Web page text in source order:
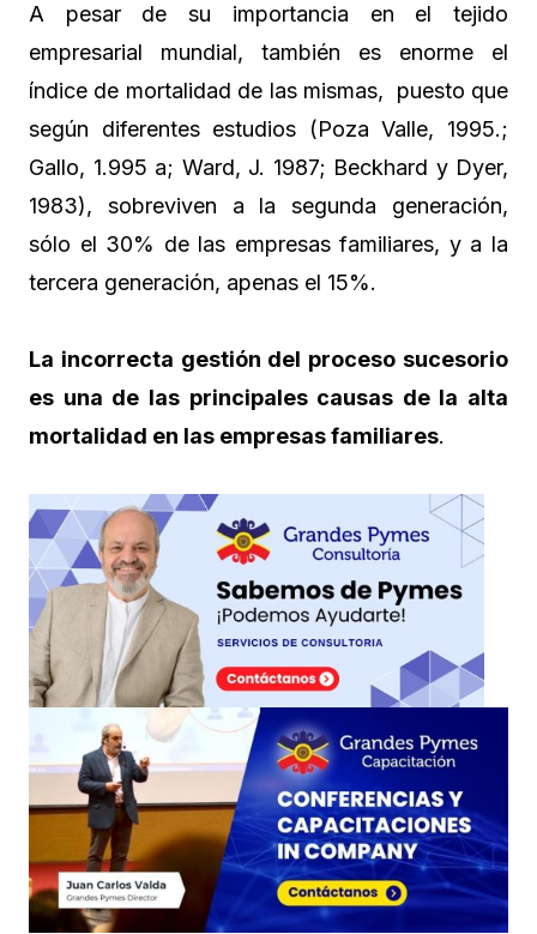
A pesar de su importancia en el tejido
empresarial mundial, también es enorme el
índice de mortalidad de las mismas, puesto que
según diferentes estudios (Poza Valle, 1995.;
Gallo, 1.995 a; Ward, J. 1987; Beckhard y Dyer,
1983), sobreviven a la segunda generación,
sólo el 30% de las empresas familiares, y a la
tercera generación, apenas el 15%.
La incorrecta gestión del proceso sucesorio
es una de las principales causas de la alta
mortalidad en las empresas familiares.